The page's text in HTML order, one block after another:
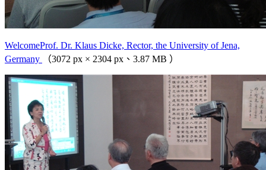
WelcomeProf. Dr. Klaus Dicke, Rector, the University of Jena,
Germany
（3072 px × 2304 px、3.87 MB ）